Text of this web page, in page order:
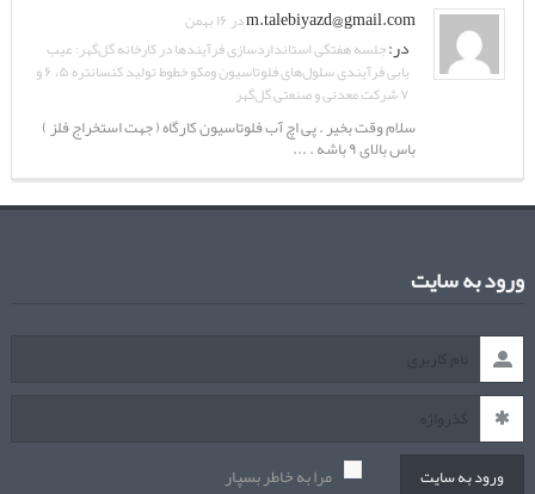
m.talebiyazd@gmail.comدر ۱۶ بهمن
در:جلسه هفتگی استانداردسازی فرآیندها در کارخانه گل‌گهر: عیب
یابی فرآیندی سلول‌های فلوتاسیون ومکو خطوط تولید کنسانتره ۵، ۶ و
۷ شرکت معدنی و صنعتی گل‌گهر
سلام وقت بخیر . پی اچ آب فلوتاسیون کارگاه ( جهت استخراج فلز )
باس بالای ۹ باشه . ...
ورود به سایت
ورود به سایت مرا به خاطر بسپار